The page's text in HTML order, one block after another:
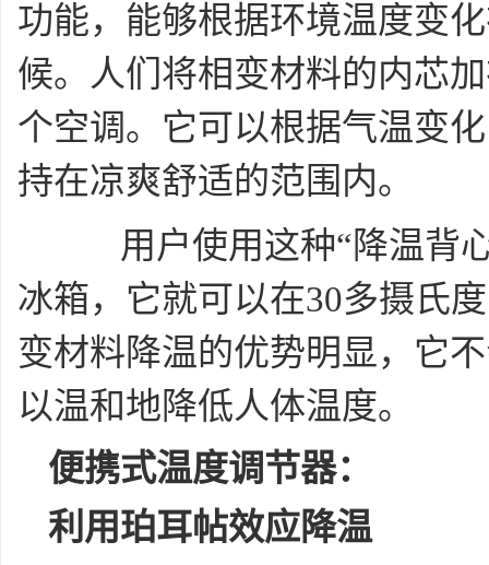
功能，能够根据环境温度变
候。人们将相变材料的内芯
个空调。它可以根据气温变
持在凉爽舒适的范围内。
用户使用这种“降温背心
冰箱，它就可以在30多摄氏
变材料降温的优势明显，它
以温和地降低人体温度。
便携式温度调节器：
利用珀耳帖效应降温